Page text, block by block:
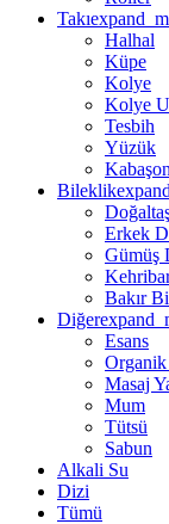
Takı
Halhal
Küpe
Kolye
Kolye
Tesbih
Yüzük
Kabaşon
Bileklik
Erkek
Gümüş
Bakır
Diğer
Esans
Masaj
Mum
Tütsü
Sabun
Alkali Su
Dizi
Tümü